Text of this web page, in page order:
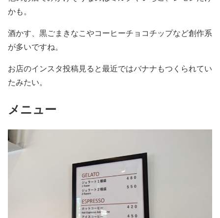
かも。
酒かす、黒ごまきなこやコーヒーチョコチップなど創作系
が多いですね。
お店のインスタ投稿見ると最近ではバナナもつくられてい
たみたい。
メニュー